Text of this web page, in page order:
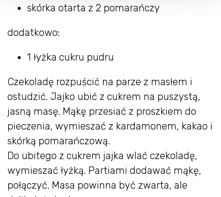
skórka otarta z 2 pomarańczy
dodatkowo:
1 łyżka cukru pudru
Czekoladę rozpuścić na parze z masłem i
ostudzić. Jajko ubić z cukrem na puszystą,
jasną masę. Mąkę przesiać z proszkiem do
pieczenia, wymieszać z kardamonem, kakao i
skórką pomarańczową.
Do ubitego z cukrem jajka wlać czekoladę,
wymieszać łyżką. Partiami dodawać mąkę,
połączyć. Masa powinna być zwarta, ale